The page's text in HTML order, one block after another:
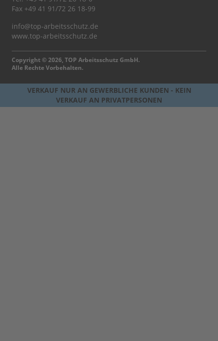
Fax +49 41 91/72 26 18-99
info@top-arbeitsschutz.de
www.top-arbeitsschutz.de
Copyright © 2026, TOP Arbeitsschutz GmbH.
Alle Rechte Vorbehalten.
VERKAUF NUR AN GEWERBLICHE KUNDEN - KEIN
VERKAUF AN PRIVATPERSONEN